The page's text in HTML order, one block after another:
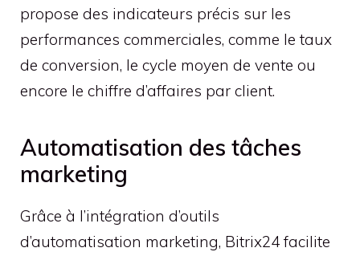
propose des indicateurs précis sur les
performances commerciales, comme le taux
de conversion, le cycle moyen de vente ou
encore le chiffre d’affaires par client.
Automatisation des tâches
marketing
Grâce à l’intégration d’outils
d’automatisation marketing, Bitrix24 facilite